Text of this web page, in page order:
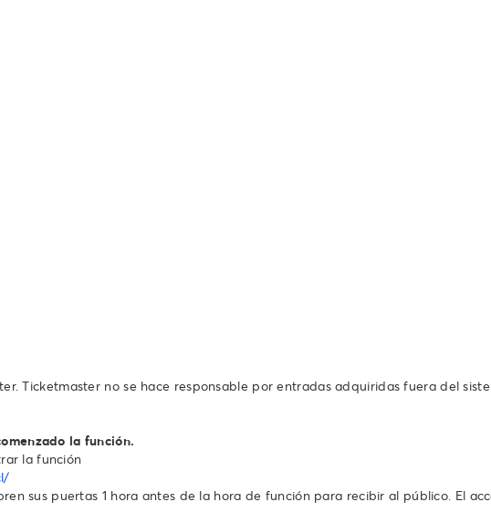
Ticketmaster no se hace responsable por entradas adquiridas fuera del
la función.
la función
sus puertas 1 hora antes de la hora de función para recibir al público. El